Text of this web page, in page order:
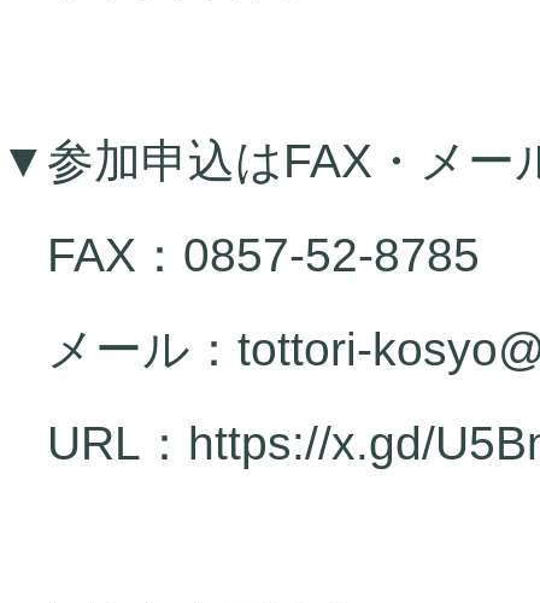
▼参加申込はFAX・メー
FAX：0857-52-8785
メール：tottori-
URL： https://x.gd/